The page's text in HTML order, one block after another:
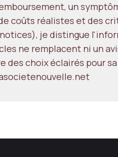
un
coûts réalistes et des
je distingue
ne remplacent ni un
des choix éclairés pour